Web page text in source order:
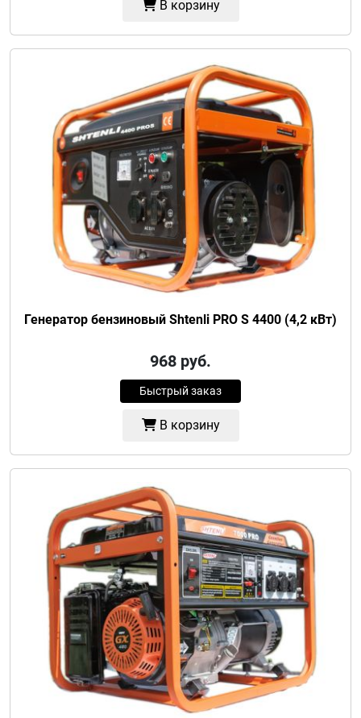
В корзину
Генератор бензиновый Shtenli PRO S 4400 (4,2 кВт)
968 руб.
Быстрый заказ
В корзину